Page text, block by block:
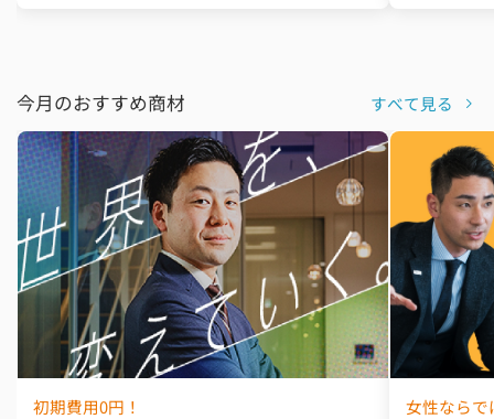
今月のおすすめ商材 すべて見る
初期費用0円！ 女性なら